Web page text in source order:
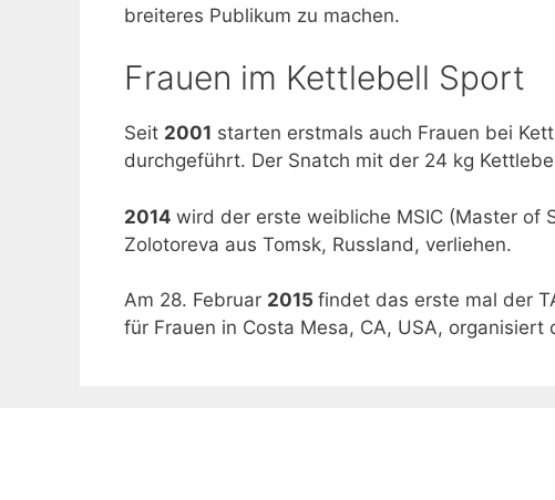
breiteres Publikum zu machen.
Frauen im Kettlebell Sport
Seit 2001 starten erstmals auch Frauen bei
durchgeführt. Der Snatch mit der 24 kg
2014 wird der erste weibliche MSIC (Master of
Zolotoreva aus Tomsk, Russland, verliehen.
Am 28. Februar 2015 findet das erste mal der
für Frauen in Costa Mesa, CA, USA, organisiert